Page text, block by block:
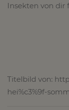
Insekten von dir
Titelbild von:
hei%c3%9f-